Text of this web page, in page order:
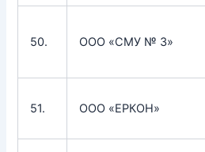
50. ООО «СМУ № 3»
51. ООО «ЕРКОН»